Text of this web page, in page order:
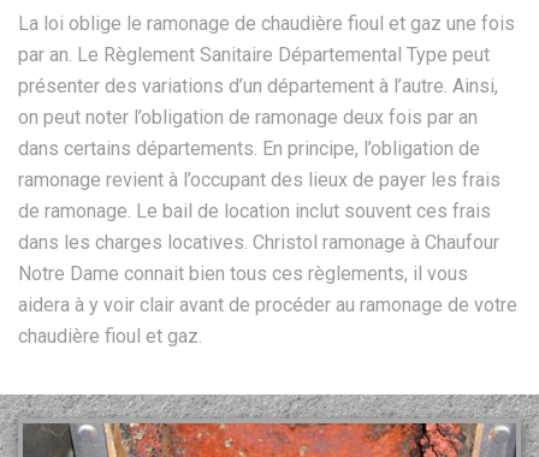
La loi oblige le ramonage de chaudière fioul et gaz une fois
par an. Le Règlement Sanitaire Départemental Type peut
présenter des variations d’un département à l’autre. Ainsi,
on peut noter l’obligation de ramonage deux fois par an
dans certains départements. En principe, l’obligation de
ramonage revient à l’occupant des lieux de payer les frais
de ramonage. Le bail de location inclut souvent ces frais
dans les charges locatives. Christol ramonage à Chaufour
Notre Dame connait bien tous ces règlements, il vous
aidera à y voir clair avant de procéder au ramonage de votre
chaudière fioul et gaz.